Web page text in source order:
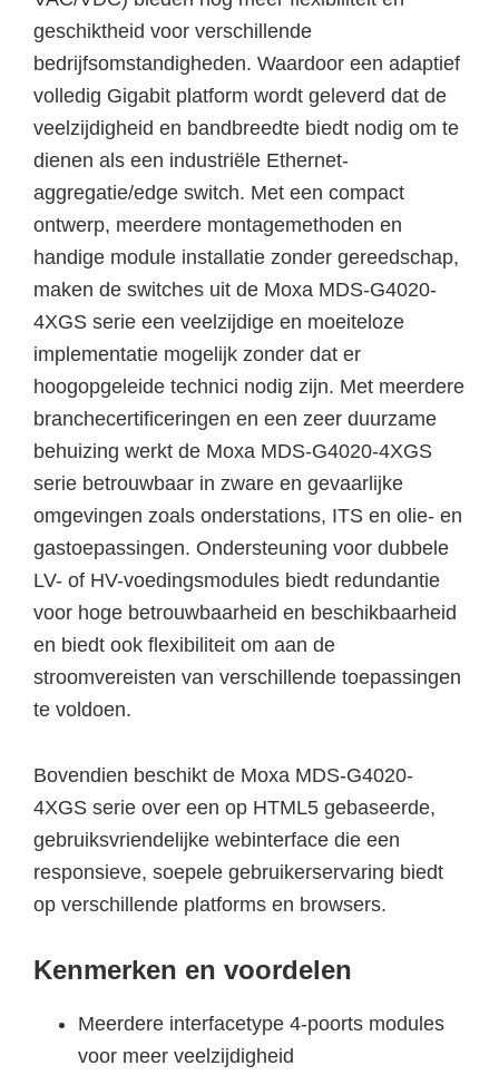
geschiktheid voor verschillende
bedrijfsomstandigheden. Waardoor een adaptief
volledig Gigabit platform wordt geleverd dat de
veelzijdigheid en bandbreedte biedt nodig om te
dienen als een industriële Ethernet-
aggregatie/edge switch. Met een compact
ontwerp, meerdere montagemethoden en
handige module installatie zonder gereedschap,
maken de switches uit de Moxa MDS-G4020-
4XGS serie een veelzijdige en moeiteloze
implementatie mogelijk zonder dat er
hoogopgeleide technici nodig zijn. Met meerdere
branchecertificeringen en een zeer duurzame
behuizing werkt de Moxa MDS-G4020-4XGS
serie betrouwbaar in zware en gevaarlijke
omgevingen zoals onderstations, ITS en olie- en
gastoepassingen. Ondersteuning voor dubbele
LV- of HV-voedingsmodules biedt redundantie
voor hoge betrouwbaarheid en beschikbaarheid
en biedt ook flexibiliteit om aan de
stroomvereisten van verschillende toepassingen
te voldoen.
Bovendien beschikt de Moxa MDS-G4020-
4XGS serie over een op HTML5 gebaseerde,
gebruiksvriendelijke webinterface die een
responsieve, soepele gebruikerservaring biedt
op verschillende platforms en browsers.
Kenmerken en voordelen
Meerdere interfacetype 4-poorts modules
voor meer veelzijdigheid